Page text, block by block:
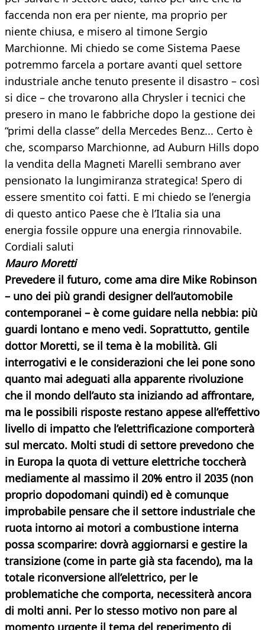
faccenda non era per niente, ma proprio per
niente chiusa, e misero al timone Sergio
Marchionne. Mi chiedo se come Sistema Paese
potremmo farcela a portare avanti quel settore
industriale anche tenuto presente il disastro – così
si dice – che trovarono alla Chrysler i tecnici che
presero in mano le fabbriche dopo la gestione dei
“primi della classe” della Mercedes Benz... Certo è
che, scomparso Marchionne, ad Auburn Hills dopo
la vendita della Magneti Marelli sembrano aver
pensionato la lungimiranza strategica! Spero di
essere smentito coi fatti. E mi chiedo se l’energia
di questo antico Paese che è l’Italia sia una
energia fossile oppure una energia rinnovabile.
Cordiali saluti
Mauro Moretti
Prevedere il futuro, come ama dire Mike Robinson
– uno dei più grandi designer dell’automobile
contemporanei – è come guidare nella nebbia: più
guardi lontano e meno vedi. Soprattutto, gentile
dottor Moretti, se il tema è la mobilità. Gli
interrogativi e le considerazioni che lei pone sono
quanto mai adeguati alla apparente rivoluzione
che il mondo dell’auto sta iniziando ad affrontare,
ma le possibili risposte restano appese all’effettivo
livello di impatto che l’elettrificazione comporterà
sul mercato. Molti studi di settore prevedono che
in Europa la quota di vetture elettriche toccherà
mediamente al massimo il 20% entro il 2035 (non
proprio dopodomani quindi) ed è comunque
improbabile pensare che il settore industriale che
ruota intorno ai motori a combustione interna
possa scomparire: dovrà aggiornarsi e gestire la
transizione (come in parte già sta facendo), ma la
totale riconversione all’elettrico, per le
problematiche che comporta, necessiterà ancora
di molti anni. Per lo stesso motivo non pare al
momento urgente il tema del reperimento di